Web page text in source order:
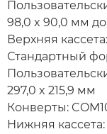
98,0 x 90,0 мм
Верхняя кассета:
Стандартный
297,0 x 215,9 мм
Конверты:
Нижняя кассета: